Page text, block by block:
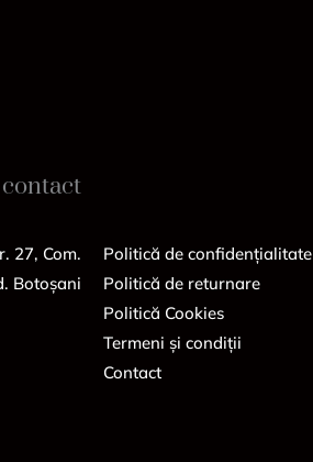
27, Com.
Botoșani
Politică de confidențialitate
Politică de returnare
Politică Cookies
Termeni și condiții
Contact